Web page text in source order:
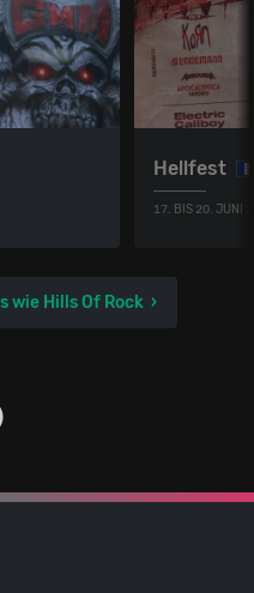
Hellfest
17. BIS 20. JUNI
wie Hills Of Rock